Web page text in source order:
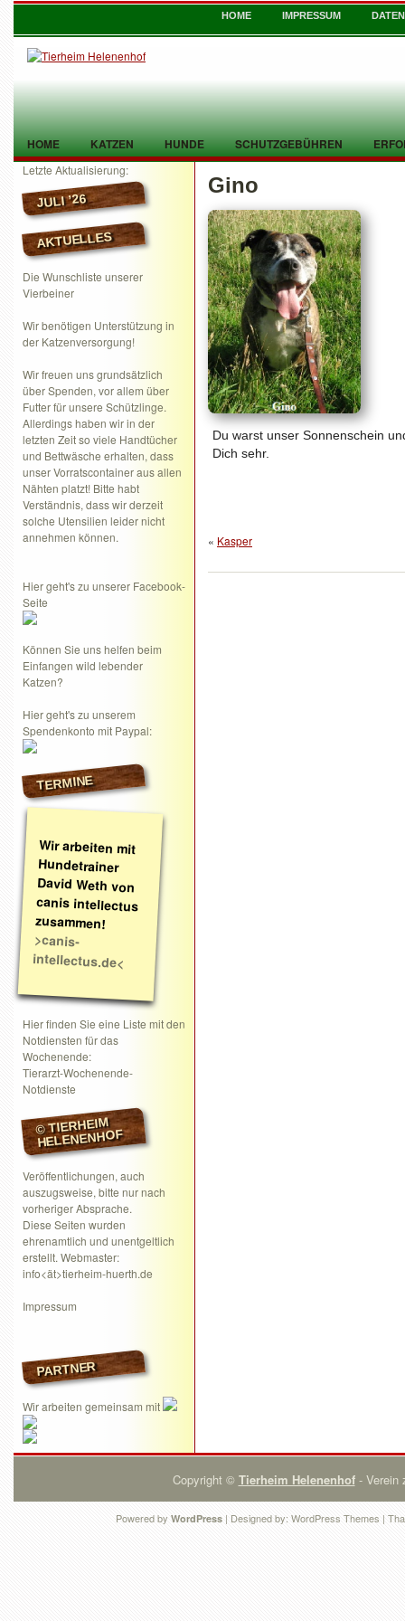
HOME IMPRESSUM
HOME KATZEN HUNDE SCHUTZGEBÜHREN
TIER GEFUNDEN KONTAKT
Letzte Aktualisierung:
JULI ’26
AKTUELLES
Die Wunschliste unserer
Vierbeiner
Wir benötigen Unterstützung in
der Katzenversorgung!
Wir freuen uns grundsätzlich
über Spenden, vor allem über
Futter für unsere Schützlinge.
Allerdings haben wir in der
letzten Zeit so viele Handtücher
und Bettwäsche erhalten, dass
unser Vorratscontainer aus allen
Nähten platzt! Bitte habt
Verständnis, dass wir derzeit
solche Utensilien leider nicht
annehmen können.
Hier geht's zu unserer Facebook-
Seite
Können Sie uns helfen beim
Einfangen wild lebender
Katzen?
Hier geht's zu unserem
Spendenkonto mit Paypal:
TERMINE
Wir arbeiten mit
Hundetrainer
David Weth von
canis intellectus
zusammen!
>canis-
intellectus.de<
Hier finden Sie eine Liste mit den
Notdiensten für das
Wochenende:
Tierarzt-Wochenende-
Notdienste
© TIERHEIM
HELENENHOF
Veröffentlichungen, auch
auszugsweise, bitte nur nach
vorheriger Absprache.
Diese Seiten wurden
ehrenamtlich und unentgeltlich
erstellt. Webmaster:
info<ät>tierheim-huerth.de
Impressum
PARTNER
Wir arbeiten gemeinsam mit
Gino
Du warst unser Sonnenschein
Dich sehr.
« Kasper
Copyright © Tierheim Helenenhof- Verein
Powered by WordPress | Designed by: WordPress Themes |